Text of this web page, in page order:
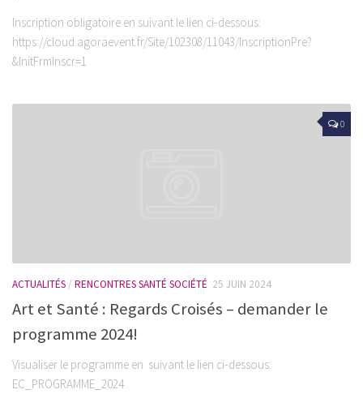
Inscription obligatoire en suivant le lien ci-dessous:
https://cloud.agoraevent.fr/Site/102308/11043/InscriptionPre?
&InitFrmInscr=1
0
ACTUALITÉS/ RENCONTRES SANTÉ SOCIÉTÉ 25 JUIN 2024
Art et Santé : Regards Croisés – demander le
programme 2024!
Visualiser le programme en suivant le lien ci-dessous:
EC_PROGRAMME_2024